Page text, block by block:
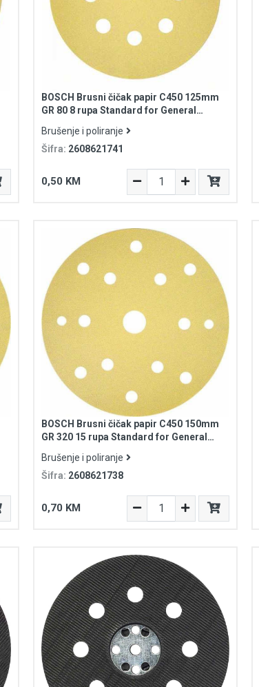
BOSCH Brusni čičak papir C450 125mm
GR 80 8 rupa Standard for General
Brušenje i poliranje
Šifra: 2608621741
0,50 KM
BOSCH Brusni čičak papir C450 150mm
GR 320 15 rupa Standard for General
Brušenje i poliranje
Šifra: 2608621738
0,70 KM